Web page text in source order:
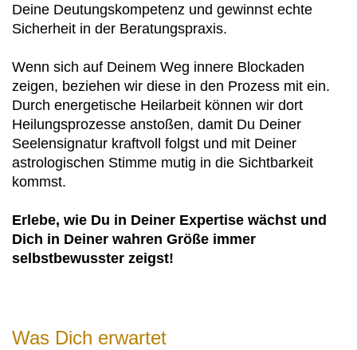
Deine Deutungskompetenz und gewinnst echte
Sicherheit in der Beratungspraxis.
Wenn sich auf Deinem Weg innere Blockaden
zeigen, beziehen wir diese in den Prozess mit ein.
Durch energetische Heilarbeit können wir dort
Heilungsprozesse anstoßen, damit Du Deiner
Seelensignatur kraftvoll folgst und mit Deiner
astrologischen Stimme mutig in die Sichtbarkeit
kommst.
Erlebe, wie Du in Deiner Expertise wächst und
Dich in Deiner wahren Größe immer
selbstbewusster zeigst!
Was Dich erwartet